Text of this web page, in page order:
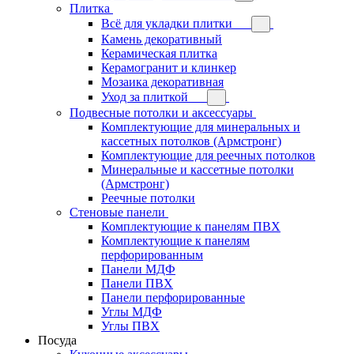
Плитка
Всё для укладки плитки
Камень декоративный
Керамическая плитка
Керамогранит и клинкер
Мозаика декоративная
Уход за плиткой
Подвесные потолки и аксессуары
Комплектующие для минеральных и
кассетных потолков (Армстронг)
Комплектующие для реечных потолков
Минеральные и кассетные потолки
(Армстронг)
Реечные потолки
Стеновые панели
Комплектующие к панелям ПВХ
Комплектующие к панелям
перфорированным
Панели МДФ
Панели ПВХ
Панели перфорированные
Углы МДФ
Углы ПВХ
Посуда